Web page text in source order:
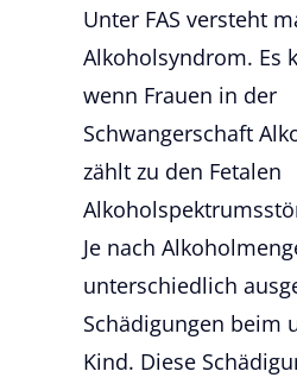
Unter FAS versteht
Alkoholsyndrom. Es
wenn Frauen in der
Schwangerschaft
zählt zu den Fetalen
Je nach
unterschiedlich
Schädigungen beim
Kind. Diese